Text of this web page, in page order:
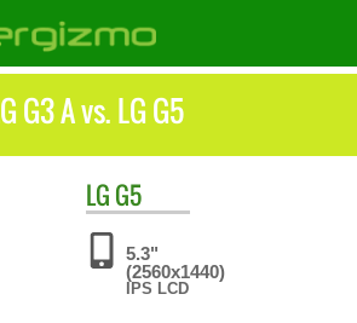
G3 A vs. LG G5
LG G5
5.3"
(2560x1440)
IPS LCD